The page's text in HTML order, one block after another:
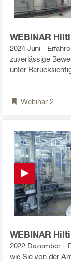
WEBINAR
2024 Juni -
zuverlässige
unter
Gewindestange
zertifizierten Hilti
Webinar 2
WEBINAR
Anlagen- und
2022 Dezember -
wie Sie von der